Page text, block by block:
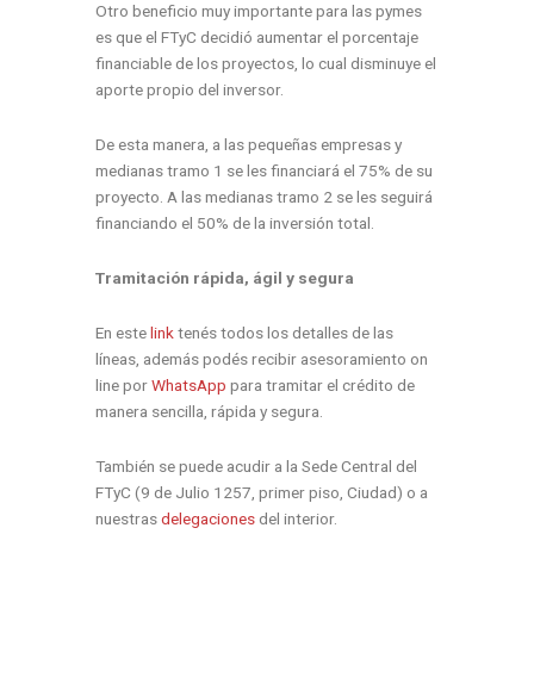
Otro beneficio muy importante para las pymes
es que el FTyC decidió aumentar el porcentaje
financiable de los proyectos, lo cual disminuye el
aporte propio del inversor.
De esta manera, a las pequeñas empresas y
medianas tramo 1 se les financiará el 75% de su
proyecto. A las medianas tramo 2 se les seguirá
financiando el 50% de la inversión total.
Tramitación rápida, ágil y segura
En estelink tenés todos los detalles de las
líneas, además podés recibir asesoramiento on
line porWhatsApp para tramitar el crédito de
manera sencilla, rápida y segura.
También se puede acudir a la Sede Central del
FTyC (9 de Julio 1257, primer piso, Ciudad) o a
nuestrasdelegacionesdel interior.